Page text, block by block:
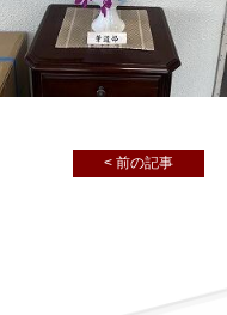
< 前の記事